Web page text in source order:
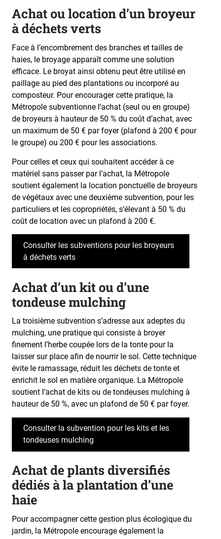
Achat ou location d’un broyeur
à déchets verts
Face à l’encombrement des branches et tailles de
haies, le broyage apparaît comme une solution
efficace. Le broyat ainsi obtenu peut être utilisé en
paillage au pied des plantations ou incorporé au
composteur. Pour encourager cette pratique, la
Métropole subventionne l’achat (seul ou en groupe)
de broyeurs à hauteur de 50 % du coût d’achat, avec
un maximum de 50 € par foyer (plafond à 200 € pour
le groupe) ou 200 € pour les associations.
Pour celles et ceux qui souhaitent accéder à ce
matériel sans passer par l’achat, la Métropole
soutient également la location ponctuelle de broyeurs
de végétaux avec une deuxième subvention, pour les
particuliers et les copropriétés, s’élevant à 50 % du
coût de location avec un plafond à 200 €.
Consulter les subventions pour les broyeurs
à déchets verts
Achat d’un kit ou d’une
tondeuse mulching
La troisième subvention s’adresse aux adeptes du
mulching, une pratique qui consiste à broyer
finement l’herbe coupée lors de la tonte pour la
laisser sur place afin de nourrir le sol. Cette technique
évite le ramassage, réduit les déchets de tonte et
enrichit le sol en matière organique. La Métropole
soutient l’achat de kits ou de tondeuses mulching à
hauteur de 50 %, avec un plafond de 50 € par foyer.
Consulter la subvention pour les kits et les
tondeuses mulching
Achat de plants diversifiés
dédiés à la plantation d’une
haie
Pour accompagner cette gestion plus écologique du
jardin, la Métropole encourage également la